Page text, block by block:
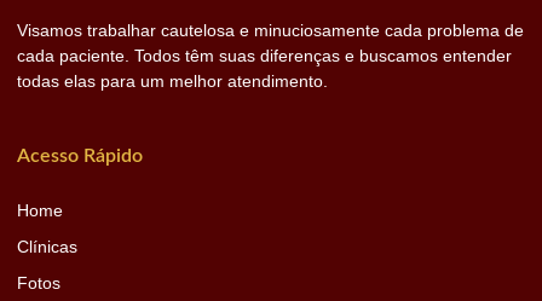
Visamos trabalhar cautelosa e minuciosamente cada problema de
cada paciente. Todos têm suas diferenças e buscamos entender
todas elas para um melhor atendimento.
Acesso Rápido
Home
Clínicas
Fotos